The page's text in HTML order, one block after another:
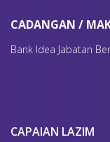
CADANGAN /
Bank Idea Jabatan
CAPAIAN LAZIM